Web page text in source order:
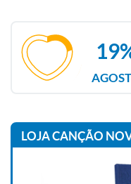
LOJA CANÇÃO